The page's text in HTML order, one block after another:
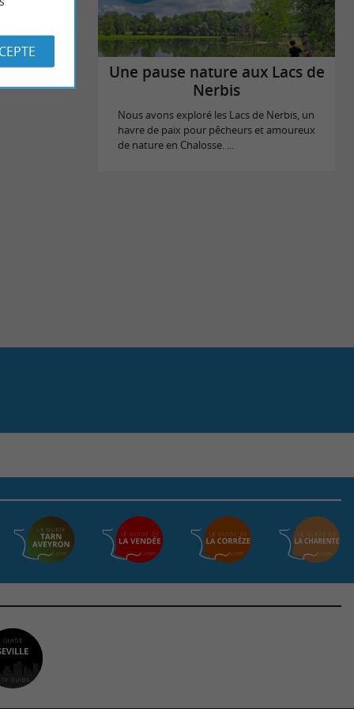
Une pause nature aux Lacs de
Nerbis
Nous avons exploré les Lacs de Nerbis, un
havre de paix pour pêcheurs et amoureux
de nature en Chalosse. ...